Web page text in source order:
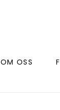
OM OSS